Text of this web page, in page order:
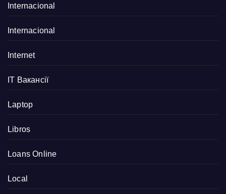
Internacional
Internacional
Internet
IT Вакансії
Laptop
Libros
Loans Online
Local